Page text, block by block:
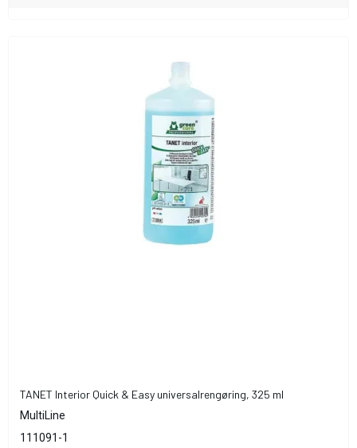
TANET Interior Quick & Easy universalrengøring, 325 ml
MultiLine
111091-1